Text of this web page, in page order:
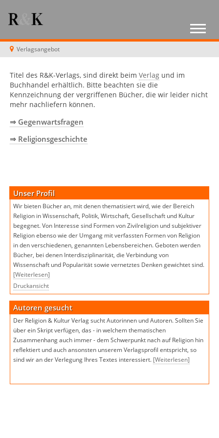
Verlagsangebot
Titel des R&K-Verlags, sind direkt beim Verlag und im
Buchhandel erhältlich. Bitte beachten sie die
Kennzeichnung der vergriffenen Bücher, die wir leider nicht
mehr nachliefern können.
⇒ Gegenwartsfragen
⇒ Religionsgeschichte
Unser Profil
Wir bieten Bücher an, mit denen thematisiert wird, wie der Bereich
Religion in Wissenschaft, Politik, Wirtschaft, Gesellschaft und Kultur
begegnet. Von Interesse sind Formen von Zivilreligion und subjektiver
Religion ebenso wie der Umgang mit verfassten Formen von Religion
in den verschiedenen, genannten Lebensbereichen. Geboten werden
Bücher, bei denen Interdisziplinarität, die Verbindung von
Wissenschaft und Popularität sowie vernetztes Denken gewichtet sind.
[Weiterlesen]
Druckansicht
Autoren gesucht
Der Religion & Kultur Verlag sucht Autorinnen und Autoren. Sollten Sie
über ein Skript verfügen, das - in welchem thematischen
Zusammenhang auch immer - dem Schwerpunkt nach auf Religion hin
reflektiert und auch ansonsten unserem Verlagsprofil entspricht, so
sind wir an der Verlegung Ihres Textes interessiert. [Weiterlesen]